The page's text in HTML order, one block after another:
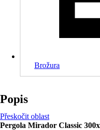
Brožura
Popis
Přeskočit oblast
Pergola Mirador Classic